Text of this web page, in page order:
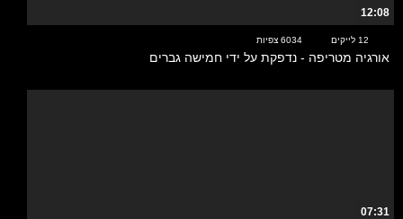
12:08
12 לייקים 6034 צפיות
אורגיה מטריפה - נדפקת על ידי חמישה גברים
07:31